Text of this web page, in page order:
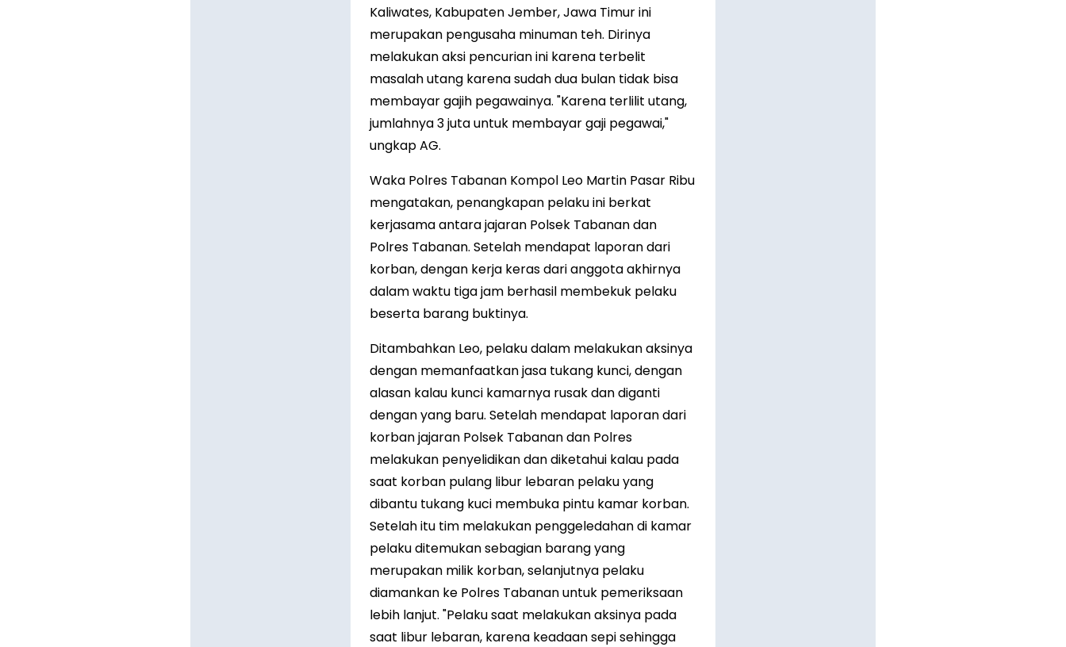
Kaliwates, Kabupaten Jember, Jawa Timur ini
merupakan pengusaha minuman teh. Dirinya
melakukan aksi pencurian ini karena terbelit
masalah utang karena sudah dua bulan tidak bisa
membayar gajih pegawainya. "Karena terlilit utang,
jumlahnya 3 juta untuk membayar gaji pegawai,"
ungkap AG.
Waka Polres Tabanan Kompol Leo Martin Pasar Ribu
mengatakan, penangkapan pelaku ini berkat
kerjasama antara jajaran Polsek Tabanan dan
Polres Tabanan. Setelah mendapat laporan dari
korban, dengan kerja keras dari anggota akhirnya
dalam waktu tiga jam berhasil membekuk pelaku
beserta barang buktinya.
Ditambahkan Leo, pelaku dalam melakukan aksinya
dengan memanfaatkan jasa tukang kunci, dengan
alasan kalau kunci kamarnya rusak dan diganti
dengan yang baru. Setelah mendapat laporan dari
korban jajaran Polsek Tabanan dan Polres
melakukan penyelidikan dan diketahui kalau pada
saat korban pulang libur lebaran pelaku yang
dibantu tukang kuci membuka pintu kamar korban.
Setelah itu tim melakukan penggeledahan di kamar
pelaku ditemukan sebagian barang yang
merupakan milik korban, selanjutnya pelaku
diamankan ke Polres Tabanan untuk pemeriksaan
lebih lanjut. "Pelaku saat melakukan aksinya pada
saat libur lebaran, karena keadaan sepi sehingga